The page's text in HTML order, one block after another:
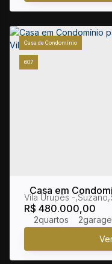
607
Casa de Condomínio
Casa em
SP no
R$ 480.000,00
Vila Urupês ,Suzano,
2 2